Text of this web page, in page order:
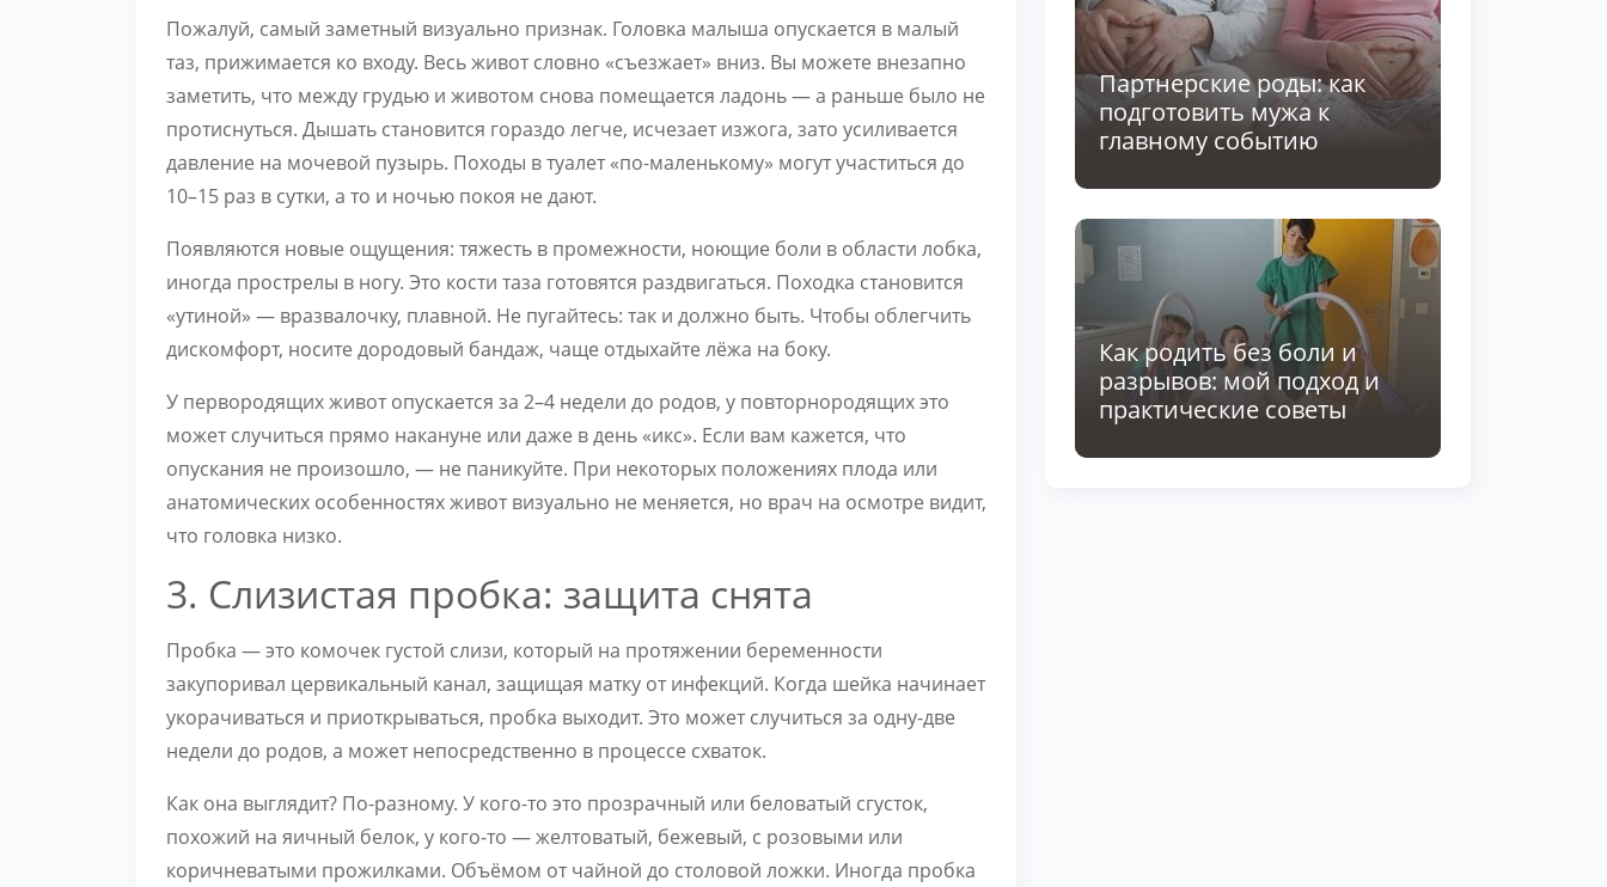
Пожалуй, самый заметный визуально признак. Головка малыша опускается в малый
таз, прижимается ко входу. Весь живот словно «съезжает» вниз. Вы можете внезапно
заметить, что между грудью и животом снова помещается ладонь — а раньше было не
протиснуться. Дышать становится гораздо легче, исчезает изжога, зато усиливается
давление на мочевой пузырь. Походы в туалет «по-маленькому» могут участиться до
10–15 раз в сутки, а то и ночью покоя не дают.
Появляются новые ощущения: тяжесть в промежности, ноющие боли в области лобка,
иногда прострелы в ногу. Это кости таза готовятся раздвигаться. Походка становится
«утиной» — вразвалочку, плавной. Не пугайтесь: так и должно быть. Чтобы облегчить
дискомфорт, носите дородовый бандаж, чаще отдыхайте лёжа на боку.
У первородящих живот опускается за 2–4 недели до родов, у повторнородящих это
может случиться прямо накануне или даже в день «икс». Если вам кажется, что
опускания не произошло, — не паникуйте. При некоторых положениях плода или
анатомических особенностях живот визуально не меняется, но врач на осмотре видит,
что головка низко.
3. Слизистая пробка: защита снята
Пробка — это комочек густой слизи, который на протяжении беременности
закупоривал цервикальный канал, защищая матку от инфекций. Когда шейка начинает
укорачиваться и приоткрываться, пробка выходит. Это может случиться за одну-две
недели до родов, а может непосредственно в процессе схваток.
Как она выглядит? По-разному. У кого-то это прозрачный или беловатый сгусток,
похожий на яичный белок, у кого-то — желтоватый, бежевый, с розовыми или
коричневатыми прожилками. Объёмом от чайной до столовой ложки. Иногда пробка
Партнерские роды: как
подготовить мужа к
главному событию
Как родить без боли и
разрывов: мой подход и
практические советы